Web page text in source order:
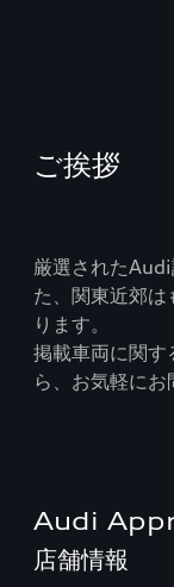
ご挨拶
厳選された
た、関東近郊
ります。
掲載車両に関す
ら、お気軽にお
Audi
店舗情報